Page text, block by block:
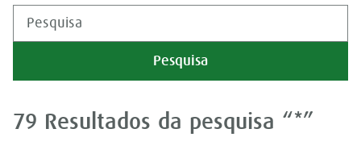
Pesquisa
79 Resultados da pesquisa “*”